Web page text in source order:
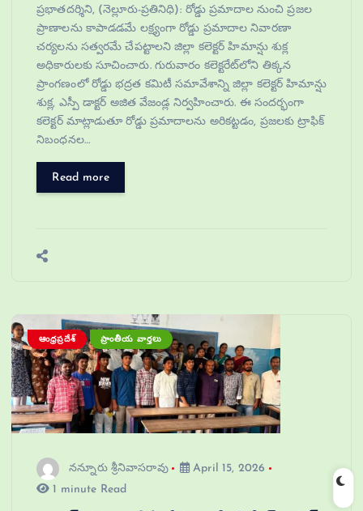
ప్రభాతదర్శిని, (నెల్లూరు-ప్రతినిధి): రోడ్డు ప్రమాదాల నుంచి ప్రజల
ప్రాణాలను కాపాడడమే లక్ష్యంగా రోడ్డు ప్రమాదాల నివారణా
చర్యలను సత్వరమే చేపట్టాలని జిల్లా కలెక్టర్‌ హిమాన్షు శుక్ల
అధికారులకు సూచించారు. గురువారం కలెక్టరేట్‌లోని తిక్కన
ప్రాంగణంలో రోడ్డు భద్రత కమిటీ సమావేశాన్ని జిల్లా కలెక్టర్‌ హిమాన్షు
శుక్ల, ఎస్పీ డాక్టర్‌ అజిత వేజండ్ల నిర్వహించారు. ఈ సందర్భంగా
కలెక్టర్‌ మాట్లాడుతూ రోడ్డు ప్రమాదాలను అరికట్టడం, ప్రజలకు ట్రాఫిక్‌
నిబంధనల…
Read more
ఆంధ్రప్రదేశ్ ప్రాంతీయ వార్తలు
నన్నూరు శ్రీనివాసరావు
April 15, 2026
1 minute Read